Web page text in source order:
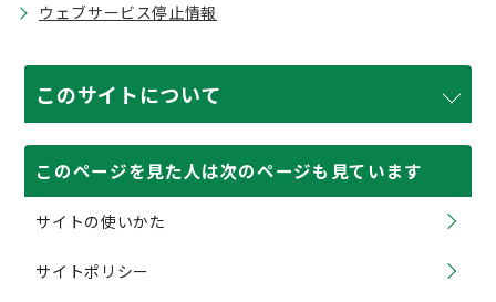
ウェブサービス停止情報
このサイトについて
このページを見た人は次のページも見ています
サイトの使いかた
サイトポリシー